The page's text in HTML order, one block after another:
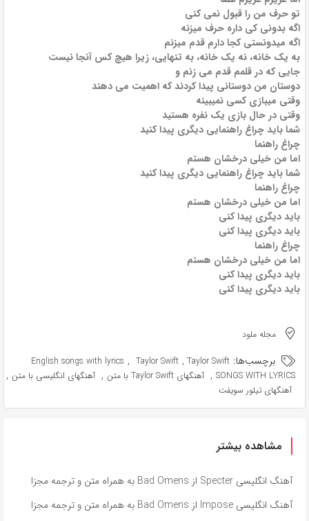
تو حرف من را قبول نمی کنی
اگه بدونی کی داره حرف میزنه
اگه میدونستی کجا دارم قدم میزنم
به یک خانه، نه یک خانه، به تنهایی، زیرا هیچ کس آنجا نیست
جایی که در قلمم قدم می زنم و
دوستان من دوستانی پیدا کردند که اهمیت می دهند
وقتی میبازی کسی نمیبینه
وقتی در حال بازی یک نفره هستید
شما باید چراغ راهنمایی دیگری پیدا کنید
چراغ راهنما
اما من خیلی درخشان هستم
شما باید چراغ راهنمایی دیگری پیدا کنید
چراغ راهنما
اما من خیلی درخشان هستم
باید دیگری پیدا کنی
باید دیگری پیدا کنی
چراغ راهنما
اما من خیلی درخشان هستم
باید دیگری پیدا کنی
باید دیگری پیدا کنی
مجله ملود
برچسب‌ها: English songs with lyrics , Taylor Swift , Taylor Swift
SONGS WITH LYRICS
, آهنگهای Taylor Swift با متن , آهنگهای انگلیسی با متن ,
آهنگهای تیلور سویفت
مشاهده بیشتر
آهنگ انگلیسی Specter از Bad Omens به همراه متن و ترجمه مجزا
آهنگ انگلیسی Impose از Bad Omens به همراه متن و ترجمه مجزا